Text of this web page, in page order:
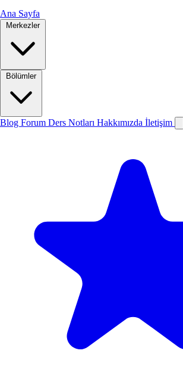
Ana Sayfa
Merkezler
Bölümler
Blog Forum Ders Notları Hakkımızda İletişim